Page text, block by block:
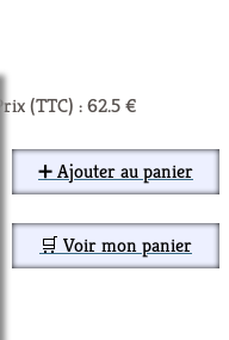
Prix (TTC) : 62.5 €
➕ Ajouter au panier
🛒 Voir mon panier